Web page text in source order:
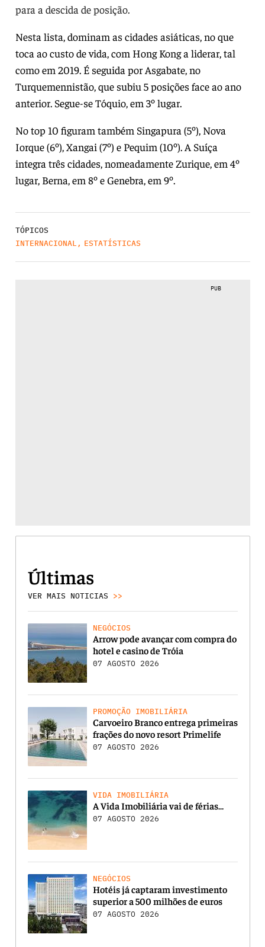
para a descida de posição.
Nesta lista, dominam as cidades asiáticas, no que
toca ao custo de vida, com Hong Kong a liderar, tal
como em 2019. É seguida por Asgabate, no
Turquemennistão, que subiu 5 posições face ao ano
anterior. Segue-se Tóquio, em 3º lugar.
No top 10 figuram também Singapura (5º), Nova
Iorque (6º), Xangai (7º) e Pequim (10º). A Suíça
integra três cidades, nomeadamente Zurique, em 4º
lugar, Berna, em 8º e Genebra, em 9º.
TÓPICOS
INTERNACIONAL , ESTATÍSTICAS
PUB
Últimas
VER MAIS NOTICIAS >>
NEGÓCIOS
Arrow pode avançar com compra do
hotel e casino de Tróia
07 AGOSTO 2026
PROMOÇÃO IMOBILIÁRIA
Carvoeiro Branco entrega primeiras
frações do novo resort Primelife
07 AGOSTO 2026
VIDA IMOBILIÁRIA
A Vida Imobiliária vai de férias…
07 AGOSTO 2026
NEGÓCIOS
Hotéis já captaram investimento
superior a 500 milhões de euros
07 AGOSTO 2026